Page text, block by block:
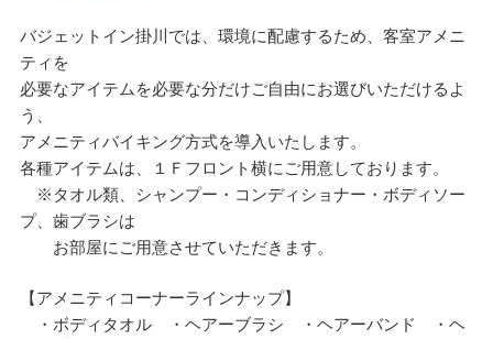
バジェットイン掛川では、環境に配慮するため、客室アメニ
ティを
必要なアイテムを必要な分だけご自由にお選びいただけるよ
う、
アメニティバイキング方式を導入いたします。
各種アイテムは、１Ｆフロント横にご用意しております。
※タオル類、シャンプー・コンディショナー・ボディソー
プ、歯ブラシは
お部屋にご用意させていただきます。
【アメニティコーナーラインナップ】
・ボディタオル ・ヘアーブラシ ・ヘアーバンド ・ヘ